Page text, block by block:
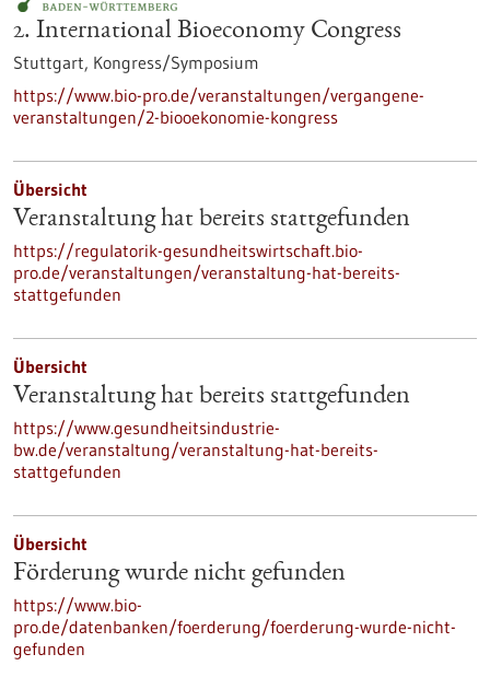
2. International Bioeconomy Congress
Stuttgart, Kongress/Symposium
https://www.bio-pro.de/veranstaltungen/vergangene-
veranstaltungen/2-biooekonomie-kongress
Übersicht
Veranstaltung hat bereits stattgefunden
https://regulatorik-gesundheitswirtschaft.bio-
pro.de/veranstaltungen/veranstaltung-hat-bereits-
stattgefunden
Übersicht
Veranstaltung hat bereits stattgefunden
https://www.gesundheitsindustrie-
bw.de/veranstaltung/veranstaltung-hat-bereits-
stattgefunden
Übersicht
Förderung wurde nicht gefunden
https://www.bio-
pro.de/datenbanken/foerderung/foerderung-wurde-nicht-
gefunden